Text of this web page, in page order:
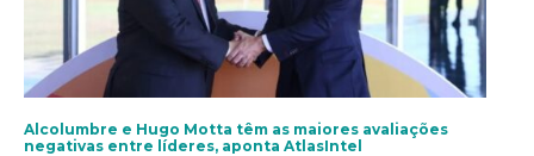
Alcolumbre e Hugo Motta têm as maiores avaliações
negativas entre líderes, aponta AtlasIntel